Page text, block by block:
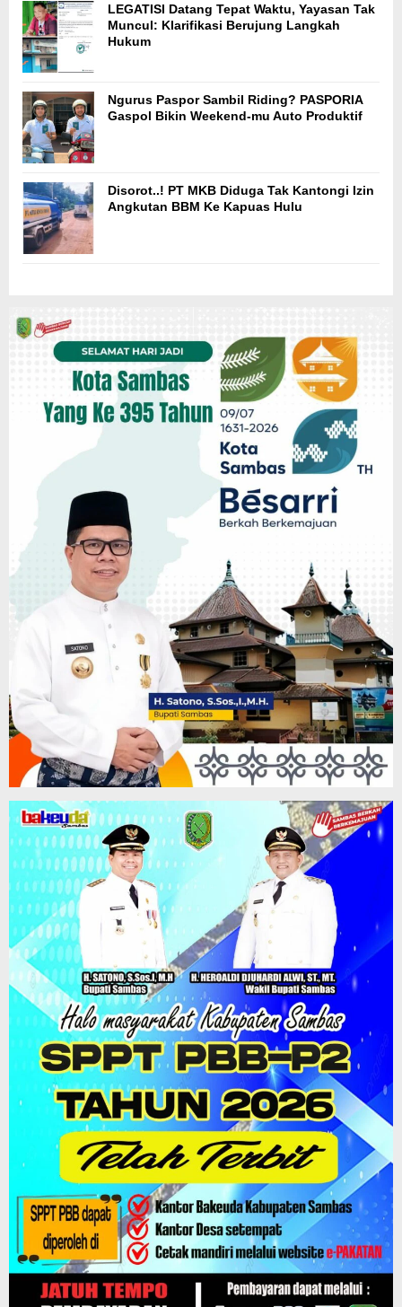
LEGATISI Datang Tepat Waktu, Yayasan Tak
Muncul: Klarifikasi Berujung Langkah
Hukum
Ngurus Paspor Sambil Riding? PASPORIA
Gaspol Bikin Weekend-mu Auto Produktif
Disorot..! PT MKB Diduga Tak Kantongi Izin
Angkutan BBM Ke Kapuas Hulu